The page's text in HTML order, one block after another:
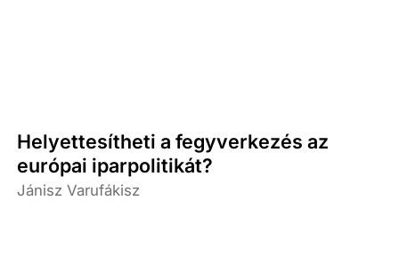
Helyettesítheti a fegyverkezés az
európai iparpolitikát?
Jánisz Varufákisz